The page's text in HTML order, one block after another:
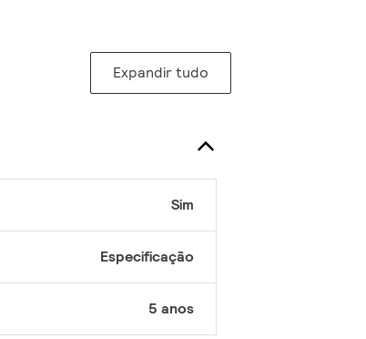
Expandir tudo
Sim
Especificação
5 anos